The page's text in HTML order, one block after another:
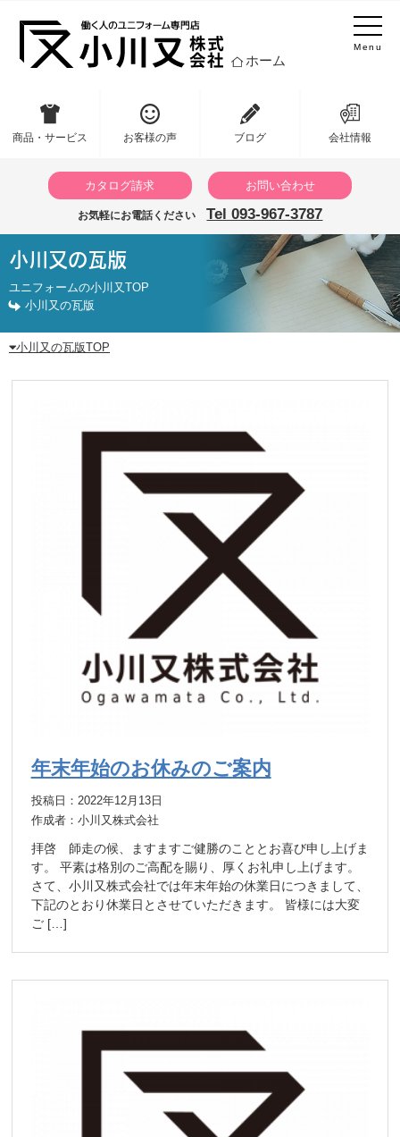
Menu
ホーム
商品・サービス お客様の声 ブログ 会社情報
カタログ請求 お問い合わせ
お気軽にお電話ください Tel 093-967-3787
小川又の瓦版
ユニフォームの小川又TOP
小川又の瓦版
小川又の瓦版TOP
年末年始のお休みのご案内
投稿日：2022年12月13日
作成者：小川又株式会社
拝啓 師走の候、ますますご健勝のこととお喜び申し上げま
す。 平素は格別のご高配を賜り、厚くお礼申し上げます。
さて、小川又株式会社では年末年始の休業日につきまして、
下記のとおり休業日とさせていただきます。 皆様には大変
ご […]